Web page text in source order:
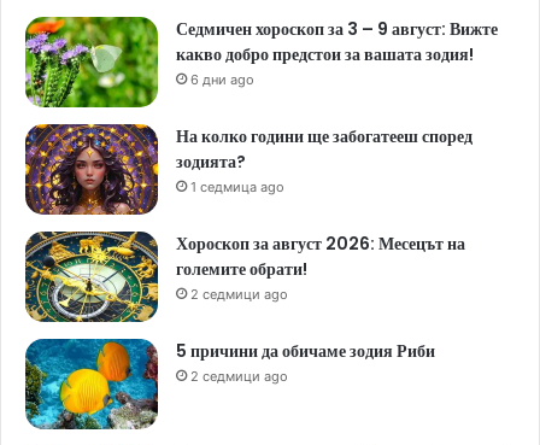
Седмичен хороскоп за 3 – 9 август: Вижте
какво добро предстои за вашата зодия!
6 дни ago
На колко години ще забогатееш според
зодията?
1 седмица ago
Хороскоп за август 2026: Месецът на
големите обрати!
2 седмици ago
5 причини да обичаме зодия Риби
2 седмици ago